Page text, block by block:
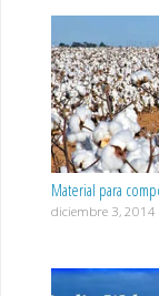
Material para
diciembre 3, 2014